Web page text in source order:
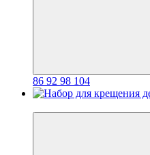
86 92 98 104